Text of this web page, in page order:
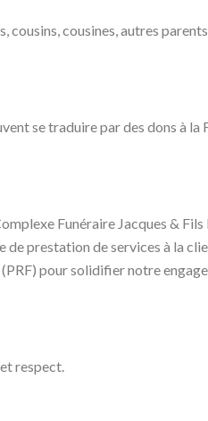
cousins, cousines, autres
se traduire par des dons à
Funéraire Jacques &
prestation de services à la
pour solidifier notre
respect.